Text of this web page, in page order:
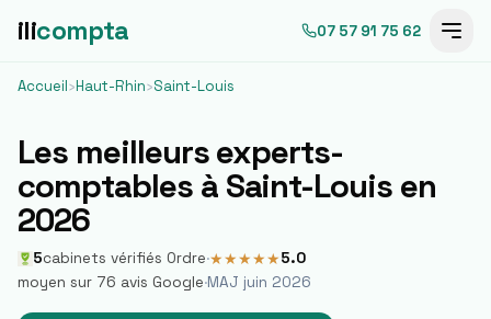
ilicompta 07 57 91 75 62
Accueil›Haut-Rhin›Saint-Louis
Les meilleurs experts-
comptables à Saint-Louis en
2026
5cabinets vérifiés Ordre·★★★★★5.0
moyen sur 76 avis Google·MAJ juin 2026